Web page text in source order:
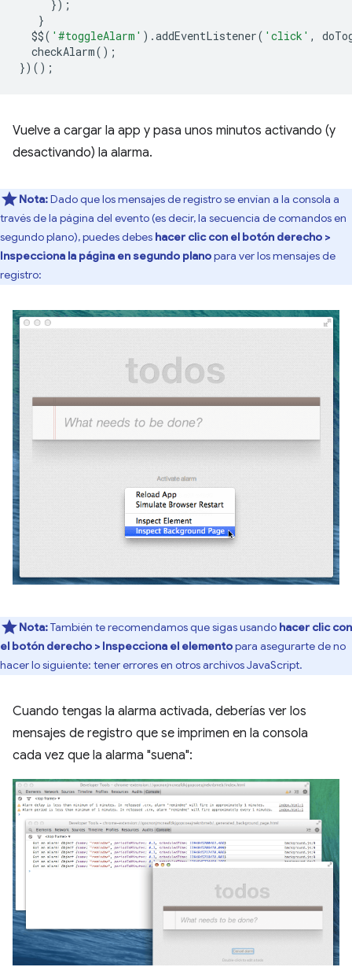
});
}
$$( '#toggleAlarm' ).addEventListener( 'click' ,
checkAlarm();
})();
Vuelve a cargar la app y pasa unos minutos activando (y
desactivando) la alarma.
Nota:Dado que los mensajes de registro se envían a la consola a
través de la página del evento (es decir, la secuencia de comandos en
segundo plano), puedes debes hacer clic con el botón derecho >
Inspecciona la página en segundo planopara ver los mensajes de
registro:
Nota:También te recomendamos que sigas usando hacer clic con
el botón derecho > Inspecciona el elementopara asegurarte de no
hacer lo siguiente: tener errores en otros archivos JavaScript.
Cuando tengas la alarma activada, deberías ver los
mensajes de registro que se imprimen en la consola
cada vez que la alarma "suena":